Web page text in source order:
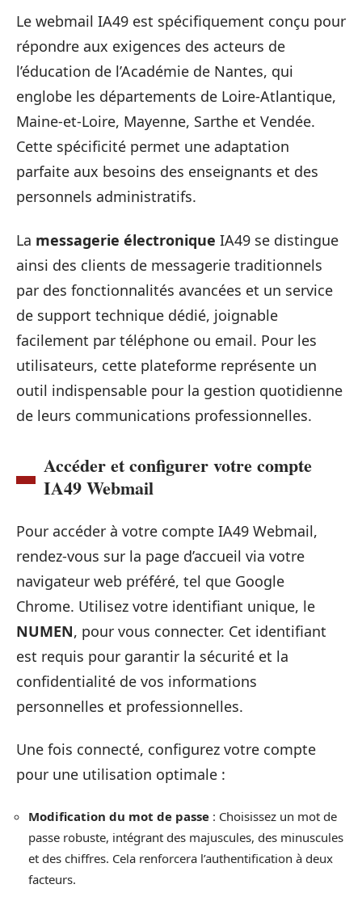
Le webmail IA49 est spécifiquement conçu pour
répondre aux exigences des acteurs de
l’éducation de l’Académie de Nantes, qui
englobe les départements de Loire-Atlantique,
Maine-et-Loire, Mayenne, Sarthe et Vendée.
Cette spécificité permet une adaptation
parfaite aux besoins des enseignants et des
personnels administratifs.
La messagerie électronique IA49 se distingue
ainsi des clients de messagerie traditionnels
par des fonctionnalités avancées et un service
de support technique dédié, joignable
facilement par téléphone ou email. Pour les
utilisateurs, cette plateforme représente un
outil indispensable pour la gestion quotidienne
de leurs communications professionnelles.
Accéder et configurer votre compte
IA49 Webmail
Pour accéder à votre compte IA49 Webmail,
rendez-vous sur la page d’accueil via votre
navigateur web préféré, tel que Google
Chrome. Utilisez votre identifiant unique, le
NUMEN, pour vous connecter. Cet identifiant
est requis pour garantir la sécurité et la
confidentialité de vos informations
personnelles et professionnelles.
Une fois connecté, configurez votre compte
pour une utilisation optimale :
Modification du mot de passe : Choisissez un mot de
passe robuste, intégrant des majuscules, des minuscules
et des chiffres. Cela renforcera l’authentification à deux
facteurs.